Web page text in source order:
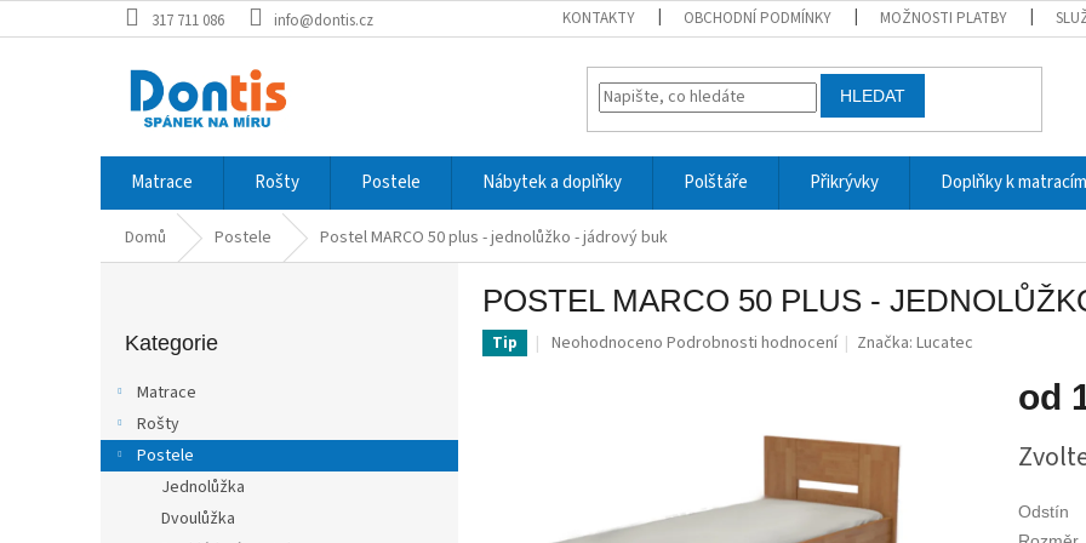
na
317 711 086 info@dontis.cz KONTAKTY OBCHODNÍ PODMÍNKY MOŽNOSTI PLATBY
HLEDAT
Matrace Rošty Postele Nábytek a doplňky Polštáře Přikrývky Doplňky k matracím
Domů Postele Postel MARCO 50 plus - jednolůžko - jádrový buk
n
kategorie
Kategorie
Matrace
Rošty
Postele
Jednolůžka
Dvoulůžka
POSTEL MARCO 50 PLUS -
Tip
Průměrné
Neohodnoceno Podrobnosti hodnocení Značka:Lucatec
od
cena:
Odstín